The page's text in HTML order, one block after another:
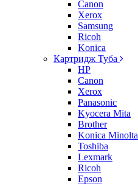
Canon
Xerox
Samsung
Ricoh
Konica
Картридж Туба
HP
Canon
Xerox
Panasonic
Kyocera Mita
Brother
Konica Minolta
Toshiba
Lexmark
Ricoh
Epson